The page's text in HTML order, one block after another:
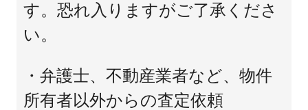
す。恐れ入りますがご了承くださ
い。
・弁護士、不動産業者など、物件
所有者以外からの査定依頼